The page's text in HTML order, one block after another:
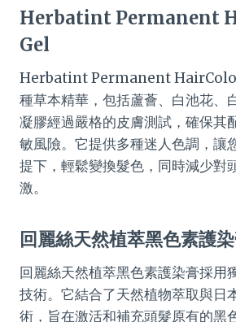
Herbatint Permanent
Gel
Herbatint Permanent
種草本精華，包括蘆薈、白池花、
凝膠經過嚴格的皮膚測試，確保其
敏風險。它提供多種迷人色調，讓
提下，輕鬆變換髮色，同時減少對
激。
回麗絲天然植萃黑色素護
回麗絲天然植萃黑色素護染膏採用
技術。它結合了天然植物萃取與日
術，旨在激活和補充頭髮原有的黑